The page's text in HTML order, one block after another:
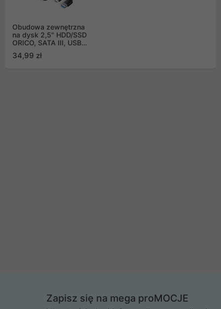
Obudowa zewnętrzna
na dysk 2,5" HDD/SSD
ORICO, SATA III, USB
6Gbps - czarna
34,99 zł
Zapisz się na mega proMOCJE